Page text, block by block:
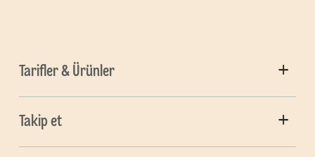
Tarifler & Ürünler
Takip et